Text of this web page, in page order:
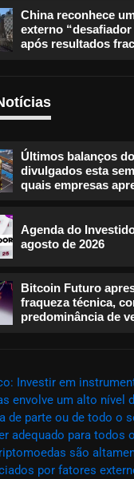
China reconhece
externo
após resultados
Últimos balanços
divulgados esta
quais empresas
Agenda do
agosto de 2026
Bitcoin Futuro
fraqueza técnica,
predominância de
Investir em
envolve um alto nível
de parte ou de todo o
adequado para todos
são
por fatores